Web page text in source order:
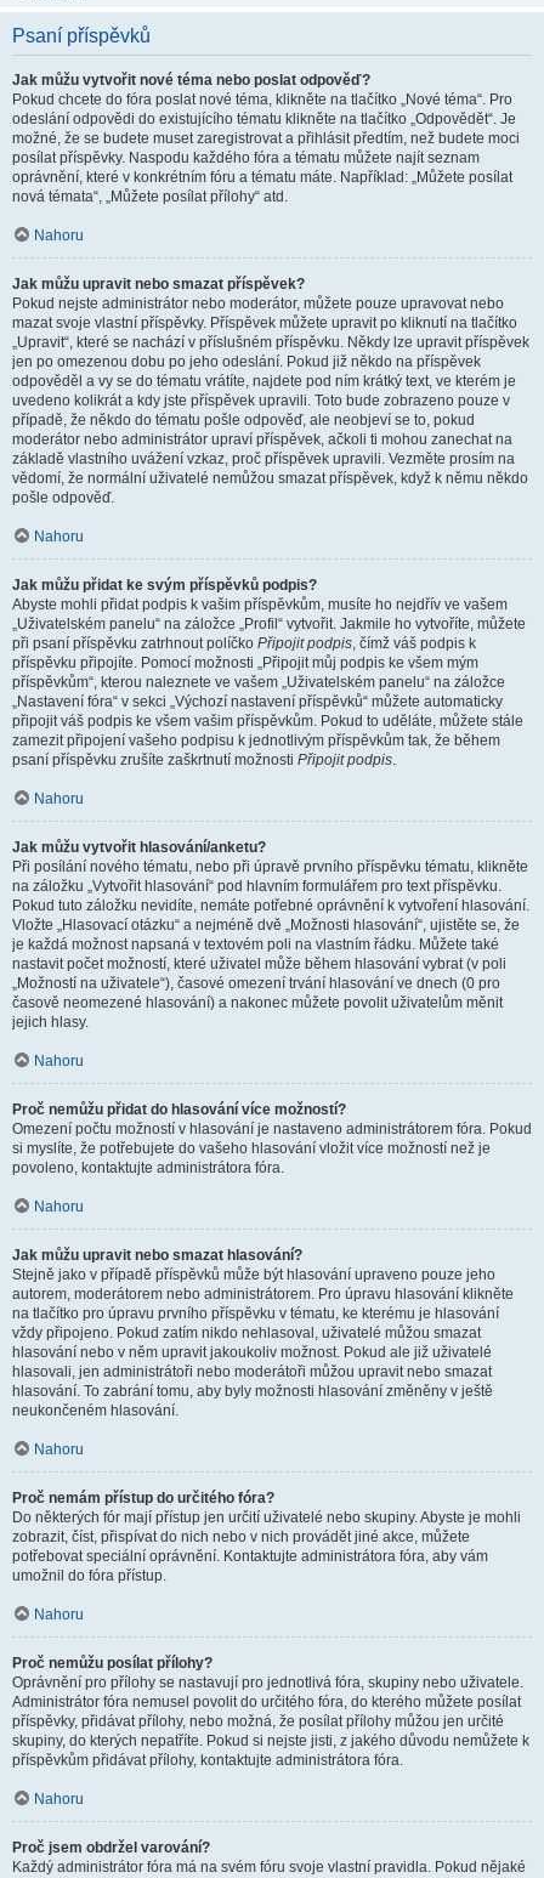
Psaní příspěvků
Jak můžu vytvořit nové téma nebo poslat odpověď?
Pokud chcete do fóra poslat nové téma, klikněte na tlačítko „Nové téma“. Pro
odeslání odpovědi do existujícího tématu klikněte na tlačítko „Odpovědět“. Je
možné, že se budete muset zaregistrovat a přihlásit předtím, než budete moci
posílat příspěvky. Naspodu každého fóra a tématu můžete najít seznam
oprávnění, které v konkrétním fóru a tématu máte. Například: „Můžete posílat
nová témata“, „Můžete posílat přílohy“ atd.
Nahoru
Jak můžu upravit nebo smazat příspěvek?
Pokud nejste administrátor nebo moderátor, můžete pouze upravovat nebo
mazat svoje vlastní příspěvky. Příspěvek můžete upravit po kliknutí na tlačítko
„Upravit“, které se nachází v příslušném příspěvku. Někdy lze upravit příspěvek
jen po omezenou dobu po jeho odeslání. Pokud již někdo na příspěvek
odpověděl a vy se do tématu vrátíte, najdete pod ním krátký text, ve kterém je
uvedeno kolikrát a kdy jste příspěvek upravili. Toto bude zobrazeno pouze v
případě, že někdo do tématu pošle odpověď, ale neobjeví se to, pokud
moderátor nebo administrátor upraví příspěvek, ačkoli ti mohou zanechat na
základě vlastního uvážení vzkaz, proč příspěvek upravili. Vezměte prosím na
vědomí, že normální uživatelé nemůžou smazat příspěvek, když k němu někdo
pošle odpověď.
Nahoru
Jak můžu přidat ke svým příspěvků podpis?
Abyste mohli přidat podpis k vašim příspěvkům, musíte ho nejdřív ve vašem
„Uživatelském panelu“ na záložce „Profil“ vytvořit. Jakmile ho vytvoříte, můžete
při psaní příspěvku zatrhnout políčko Připojit podpis, čímž váš podpis k
příspěvku připojíte. Pomocí možnosti „Připojit můj podpis ke všem mým
příspěvkům“, kterou naleznete ve vašem „Uživatelském panelu“ na záložce
„Nastavení fóra“ v sekci „Výchozí nastavení příspěvků“ můžete automaticky
připojit váš podpis ke všem vašim příspěvkům. Pokud to uděláte, můžete stále
zamezit připojení vašeho podpisu k jednotlivým příspěvkům tak, že během
psaní příspěvku zrušíte zaškrtnutí možnosti Připojit podpis.
Nahoru
Jak můžu vytvořit hlasování/anketu?
Při posílání nového tématu, nebo při úpravě prvního příspěvku tématu, klikněte
na záložku „Vytvořit hlasování“ pod hlavním formulářem pro text příspěvku.
Pokud tuto záložku nevidíte, nemáte potřebné oprávnění k vytvoření hlasování.
Vložte „Hlasovací otázku“ a nejméně dvě „Možnosti hlasování“, ujistěte se, že
je každá možnost napsaná v textovém poli na vlastním řádku. Můžete také
nastavit počet možností, které uživatel může během hlasování vybrat (v poli
„Možností na uživatele“), časové omezení trvání hlasování ve dnech (0 pro
časově neomezené hlasování) a nakonec můžete povolit uživatelům měnit
jejich hlasy.
Nahoru
Proč nemůžu přidat do hlasování více možností?
Omezení počtu možností v hlasování je nastaveno administrátorem fóra. Pokud
si myslíte, že potřebujete do vašeho hlasování vložit více možností než je
povoleno, kontaktujte administrátora fóra.
Nahoru
Jak můžu upravit nebo smazat hlasování?
Stejně jako v případě příspěvků může být hlasování upraveno pouze jeho
autorem, moderátorem nebo administrátorem. Pro úpravu hlasování klikněte
na tlačítko pro úpravu prvního příspěvku v tématu, ke kterému je hlasování
vždy připojeno. Pokud zatím nikdo nehlasoval, uživatelé můžou smazat
hlasování nebo v něm upravit jakoukoliv možnost. Pokud ale již uživatelé
hlasovali, jen administrátoři nebo moderátoři můžou upravit nebo smazat
hlasování. To zabrání tomu, aby byly možnosti hlasování změněny v ještě
neukončeném hlasování.
Nahoru
Proč nemám přístup do určitého fóra?
Do některých fór mají přístup jen určití uživatelé nebo skupiny. Abyste je mohli
zobrazit, číst, přispívat do nich nebo v nich provádět jiné akce, můžete
potřebovat speciální oprávnění. Kontaktujte administrátora fóra, aby vám
umožnil do fóra přístup.
Nahoru
Proč nemůžu posílat přílohy?
Oprávnění pro přílohy se nastavují pro jednotlivá fóra, skupiny nebo uživatele.
Administrátor fóra nemusel povolit do určitého fóra, do kterého můžete posílat
příspěvky, přidávat přílohy, nebo možná, že posílat přílohy můžou jen určité
skupiny, do kterých nepatříte. Pokud si nejste jisti, z jakého důvodu nemůžete k
příspěvkům přidávat přílohy, kontaktujte administrátora fóra.
Nahoru
Proč jsem obdržel varování?
Každý administrátor fóra má na svém fóru svoje vlastní pravidla. Pokud nějaké